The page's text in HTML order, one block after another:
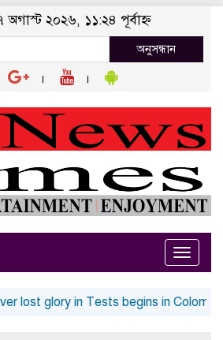
অগাস্ট ২০২৬, ১১:২৪ পূর্বাহ্ন
অনুসন্ধান
Toggle
lost glory in Tests begins in Colombo